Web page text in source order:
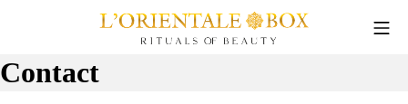
L'Orientale Box
Contact